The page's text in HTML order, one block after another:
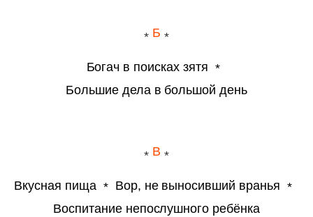
Б
Богач в поисках зятя
Большие дела в большой день
В
Вкусная пища
Вор, не выносивший вранья
Воспитание непослушного ребёнка